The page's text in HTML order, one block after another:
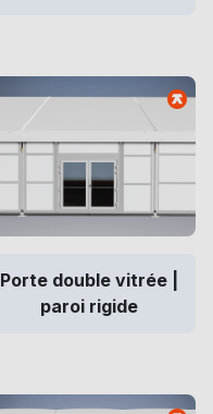
Porte double vitrée |
paroi rigide